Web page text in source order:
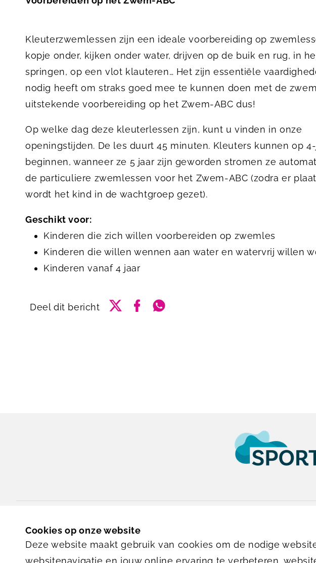
Kleuterzwemlessen zijn een ideale voorbereiding op
kopje onder, kijken onder water, drijven op de buik en rug, in
springen, op een vlot klauteren… Het zijn essentiële
nodig heeft om straks goed mee te kunnen doen met de
uitstekende voorbereiding op het Zwem-ABC dus!
Op welke dag deze kleuterlessen zijn, kunt u vinden in onze
openingstijden. De les duurt 45 minuten. Kleuters kunnen op
beginnen, wanneer ze 5 jaar zijn geworden stromen ze
de particuliere zwemlessen voor het Zwem-ABC (zodra er
wordt het kind in de wachtgroep gezet).
Geschikt voor:
Kinderen die zich willen voorbereiden op zwemles
Kinderen die willen wennen aan water en watervrij willen
Kinderen vanaf 4 jaar
Deel dit bericht Delen via Twitter
Delen via Facebook
Delen via Whatsapp
Blauwhoefseweg 10
4416 RC Kruiningen
Cookies op onze website
Deze website maakt gebruik van cookies om de nodige
websitenavigatie en jouw online ervaring te verbeteren,